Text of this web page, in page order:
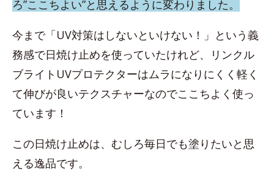
ろ”ここちよい”と思えるように変わりました。
今まで「UV対策はしないといけない！」という義
務感で日焼け止めを使っていたけれど、リンクル
ブライトUVプロテクターはムラになりにくく軽く
て伸びが良いテクスチャーなのでここちよく使っ
ています！
この日焼け止めは、むしろ毎日でも塗りたいと思
える逸品です。